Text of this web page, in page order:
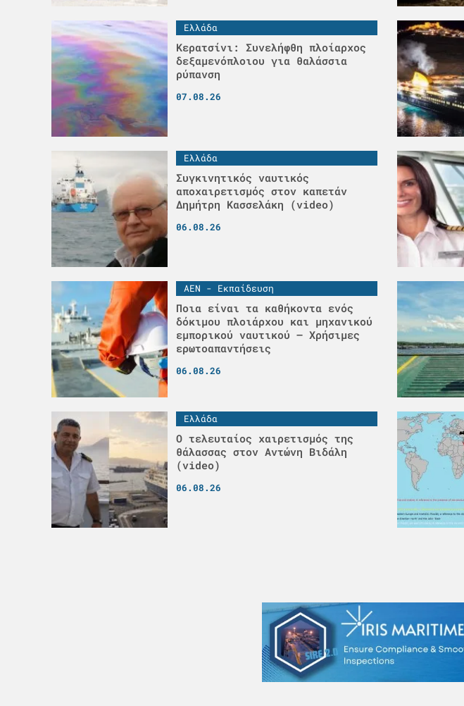
Ελλάδα
Κερατσίνι: Συνελήφθη πλοίαρχος
δεξαμενόπλοιου για θαλάσσια
ρύπανση
07.08.26
Ελλάδα
Συγκινητικός ναυτικός
αποχαιρετισμός στον καπετάν
Δημήτρη Κασσελάκη (video)
06.08.26
ΑΕΝ - Εκπαίδευση
Ποια είναι τα καθήκοντα ενός
δόκιμου πλοιάρχου και μηχανικού
εμπορικού ναυτικού – Χρήσιμες
ερωτοαπαντήσεις
06.08.26
Ελλάδα
Ο τελευταίος χαιρετισμός της
θάλασσας στον Αντώνη Βιδάλη
(video)
06.08.26